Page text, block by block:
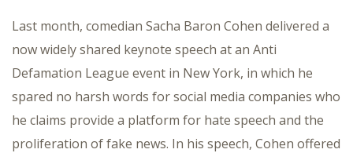
Last month, comedian Sacha Baron Cohen delivered a
now widely shared keynote speech at an Anti
Defamation League event in New York, in which he
spared no harsh words for social media companies who
he claims provide a platform for hate speech and the
proliferation of fake news. In his speech, Cohen offered